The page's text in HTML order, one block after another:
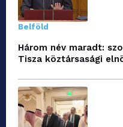
Belföld
Három név maradt:
Tisza köztársasági